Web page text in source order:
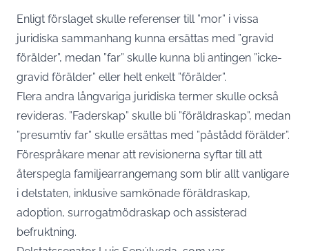
Enligt förslaget skulle referenser till ”mor” i vissa
juridiska sammanhang kunna ersättas med ”gravid
förälder”, medan ”far” skulle kunna bli antingen ”icke-
gravid förälder” eller helt enkelt ”förälder”.
Flera andra långvariga juridiska termer skulle också
revideras. ”Faderskap” skulle bli ”föräldraskap”, medan
”presumtiv far” skulle ersättas med ”påstådd förälder”.
Förespråkare menar att revisionerna syftar till att
återspegla familjearrangemang som blir allt vanligare
i delstaten, inklusive samkönade föräldraskap,
adoption, surrogatmödraskap och assisterad
befruktning.